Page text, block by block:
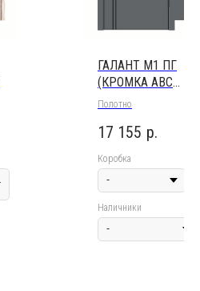
ГАЛАНТ М1 ПГ
(КРОМКА ABС
ЧЕРНАЯ,
Полотно
17 155 р.
Коробка
Наличники